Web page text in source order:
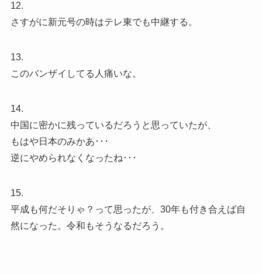
12.
さすがに新元号の時はテレ東でも中継する。
13.
このバンザイしてる人痛いな。
14.
中国に密かに残っているだろうと思っていたが、
もはや日本のみかあ･･･
逆にやめられなくなったね･･･
15.
平成も何だそりゃ？って思ったが、30年も付き合えば自
然になった。令和もそうなるだろう。